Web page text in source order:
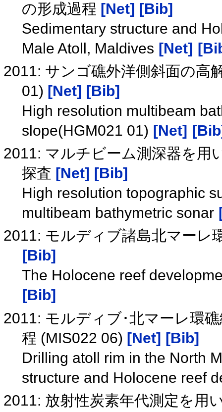
の形成過程 [Net] [Bib]
Sedimentary structure and
Male Atoll, Maldives [Net]
2011: サンゴ礁外洋側斜面の高
01) [Net] [Bib]
High resolution multibeam
slope(HGM021 01) [Net]
2011: マルチビーム測深器を用
探査 [Net] [Bib]
High resolution topographic
multibeam bathymetric sonar
2011: モルディブ諸島北マーレ
[Bib]
The Holocene reef
[Bib]
2011: モルディブ･北マーレ環
程 (MIS022 06) [Net] [Bib]
Drilling atoll rim in the North
structure and Holocene reef
2011: 放射性炭素年代測定を用